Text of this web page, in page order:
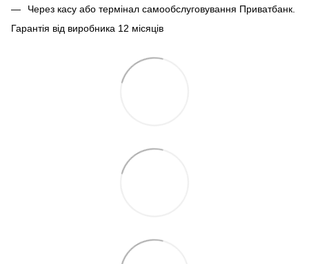
Через касу або термінал самообслуговування Приватбанк.
Гарантія від виробника 12 місяців